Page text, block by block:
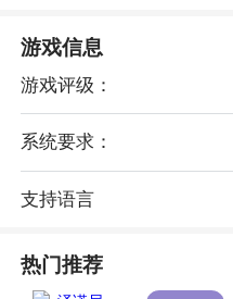
验。
3. 多样化内容：游戏中有
总的来说，《偷钱比赛》
一体的休闲益智游戏，玩
定策略，完成各种偷窃任
游的世界里，有一种比
赛！听起来是不是有点刺
游戏信息
游戏评级：
系统要求：
支持语言
热门推荐